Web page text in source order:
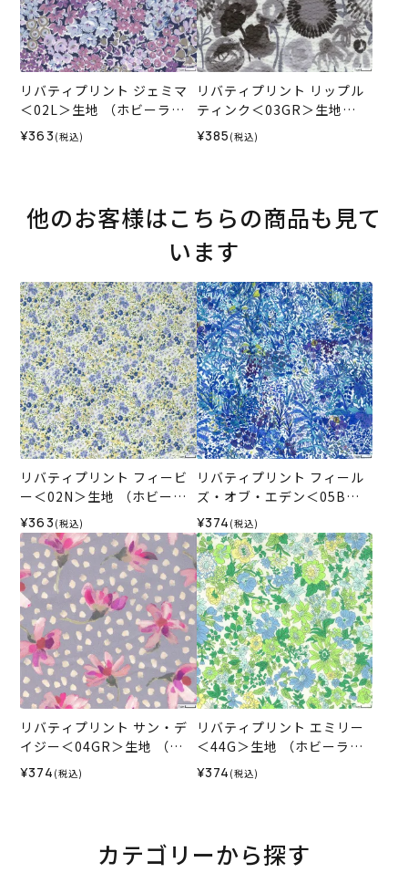
リバティプリント ジェミマ
＜02L＞生地 （ホビーラホ
ビーレオリジナル）2024SS
¥363 (税込)
リバティプリント リップル
ティンク＜03GR＞生地
（ホビーラホビーレオリジ
ナル）2024SS
¥385 (税込)
他のお客様はこちらの商品も見て
います
リバティプリント フィービ
ー＜02N＞生地 （ホビーラ
ホビーレオリジナル）2024
SS
¥363 (税込)
リバティプリント フィール
ズ・オブ・エデン＜05B＞
生地 （ホビーラホビーレオ
リジナル）2025SS
¥374 (税込)
リバティプリント サン・デ
イジー＜04GR＞生地 （ホ
ビーラホビーレオリジナ
ル）2025SS
¥374 (税込)
リバティプリント エミリー
＜44G＞生地 （ホビーラホ
ビーレオリジナル）2025SS
¥374 (税込)
カテゴリーから探す